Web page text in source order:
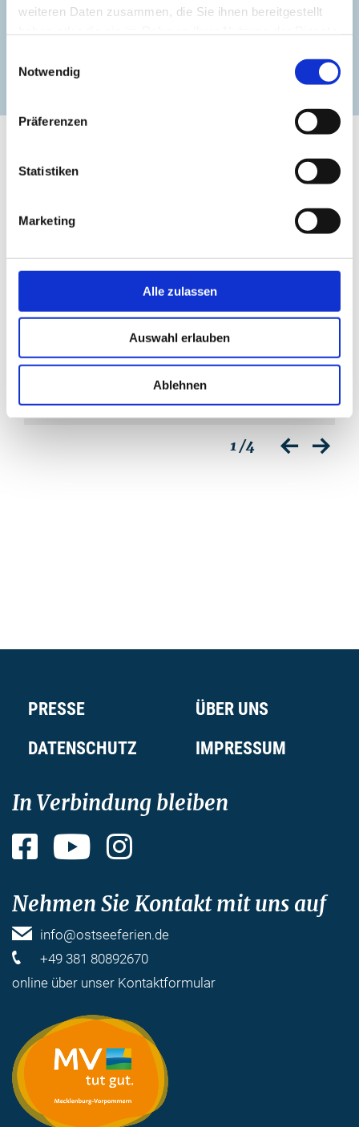
weiteren Daten zusammen, die Sie ihnen bereitgestellt
Notwendig
Präferenzen
Statistiken
Marketing
Alle zulassen
Auswahl erlauben
Ablehnen
info@ostsee-ferien-mv.de
zur Website
zurückvor
Blick von der Zufahrtsstraße auf das Herrenhaus ©
1/4
PRESSE
ÜBER UNS
DATENSCHUTZ
IMPRESSUM
In Verbindung bleiben
Facebook YouTube
Nehmen Sie Kontakt mit uns auf
info@ostseeferien.de
+49 381 80892670
online über unser Kontaktformular